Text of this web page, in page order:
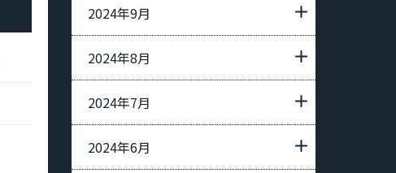
2024年9月
2024年8月
2024年7月
2024年6月